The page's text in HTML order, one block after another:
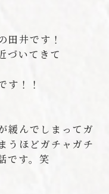
田井です！
づいてきて
す！！
緩んでしまってガ
うほどガチャガチ
です。笑